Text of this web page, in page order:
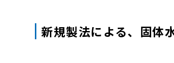
新規製法による、固体